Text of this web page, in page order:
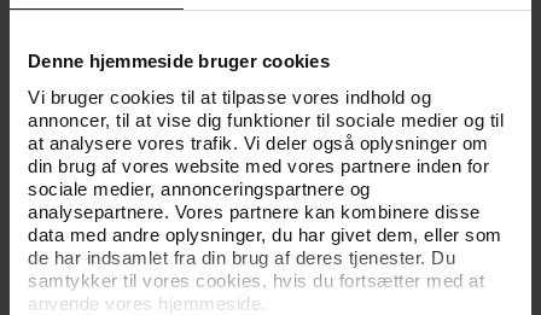
Denne hjemmeside bruger cookies
Vi bruger cookies til at tilpasse vores indhold og
annoncer, til at vise dig funktioner til sociale medier og til
at analysere vores trafik. Vi deler også oplysninger om
din brug af vores website med vores partnere inden for
sociale medier, annonceringspartnere og
analysepartnere. Vores partnere kan kombinere disse
data med andre oplysninger, du har givet dem, eller som
de har indsamlet fra din brug af deres tjenester. Du
samtykker til vores cookies, hvis du fortsætter med at
anvende vores hjemmeside.
20.06.2026
NYHED
SÆDER FRA DET GAMLE CERES
PARK FÅR NYT LIV